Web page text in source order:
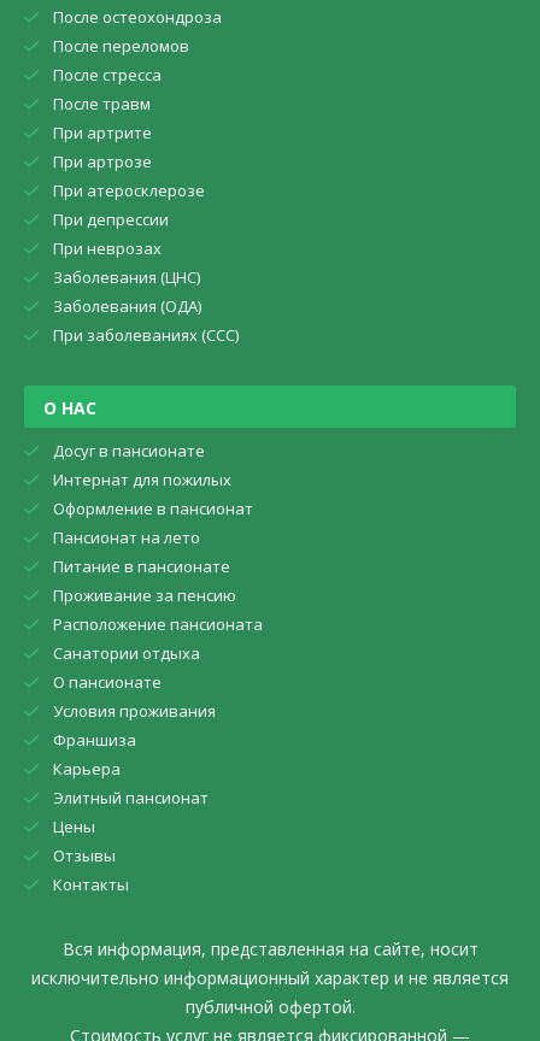
После остеохондроза
После переломов
После стресса
После травм
При артрите
При артрозе
При атеросклерозе
При депрессии
При неврозах
Заболевания (ЦНС)
Заболевания (ОДА)
При заболеваниях (CCC)
О НАС
Досуг в пансионате
Интернат для пожилых
Оформление в пансионат
Пансионат на лето
Питание в пансионате
Проживание за пенсию
Расположение пансионата
Санатории отдыха
О пансионате
Условия проживания
Франшиза
Карьера
Элитный пансионат
Цены
Отзывы
Контакты
Вся информация, представленная на сайте, носит
исключительно информационный характер и не является
публичной офертой.
Стоимость услуг не является фиксированной —